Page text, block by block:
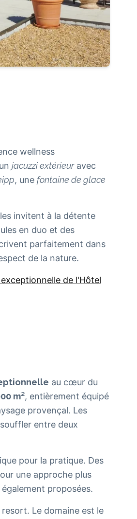
wellness
jacuzzi extérieuravec
, une fontaine de glace
invitent à la détente
en duo et des
parfaitement dans
de la nature.
de l'Hôtel
au cœur du
m², entièrement équipé
provençal. Les
entre deux
pour la pratique. Des
une approche plus
proposées.
Le domaine est le